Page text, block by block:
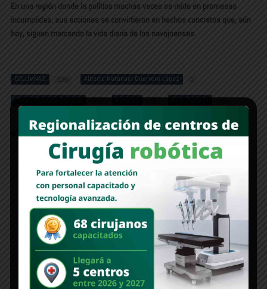
En una región donde la política muchas veces se mide en promesas
incumplidas, sus acciones se convirtieron en hechos concretos que, aún
hoy, siguen marcando la vida diaria de los navojoenses.
COLUMNAS 1293 Alberto Natanael Guerrero López 2
Jesús Donaldo Guirado Navojoa Pilar Político
RECOMMENDED FOR YOU